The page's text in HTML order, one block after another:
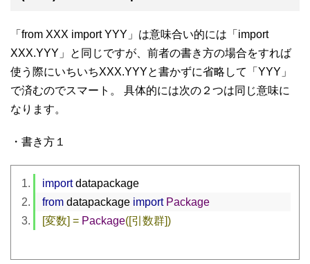
「from XXX import YYY」は意味合い的には「import
XXX.YYY」と同じですが、前者の書き方の場合をすれば
使う際にいちいちXXX.YYYと書かずに省略して「YYY」
で済むのでスマート。 具体的には次の２つは同じ意味に
なります。
・書き方１
import datapackage
from datapackage import Package
[変数] = Package([引数群])